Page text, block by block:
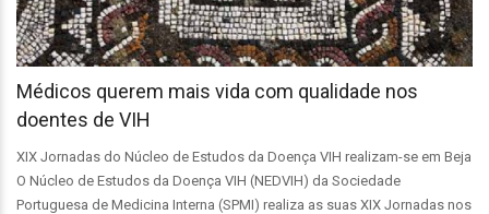
Médicos querem mais vida com qualidade nos
doentes de VIH
XIX Jornadas do Núcleo de Estudos da Doença VIH realizam-se em Beja
O Núcleo de Estudos da Doença VIH (NEDVIH) da Sociedade
Portuguesa de Medicina Interna (SPMI) realiza as suas XIX Jornadas nos